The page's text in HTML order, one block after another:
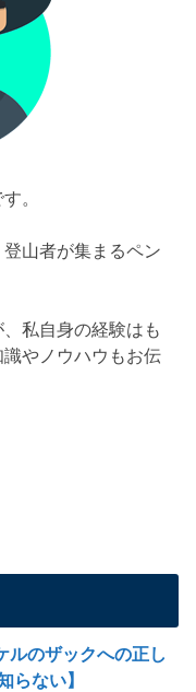
。
山者が集まるペン
私自身の経験はも
やノウハウもお伝
ルのザックへの正し
らない】